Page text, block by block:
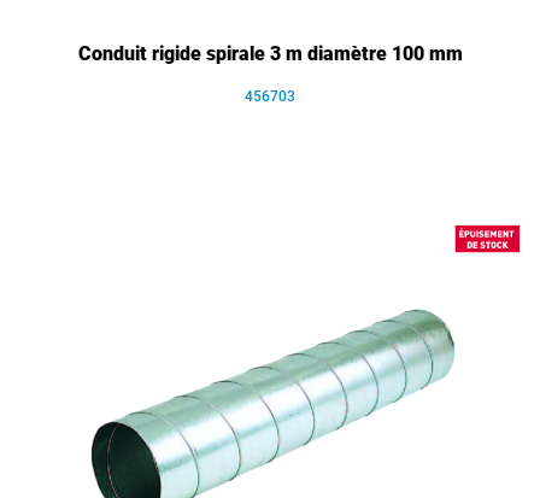
Conduit rigide spirale 3 m diamètre 100 mm
456703